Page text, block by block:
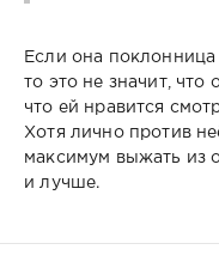
Если она
то это не значит, что
что ей нравится
Хотя лично против
максимум выжать из
и лучше.